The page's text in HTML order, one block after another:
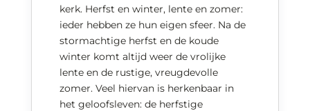
kerk. Herfst en winter, lente en zomer:
ieder hebben ze hun eigen sfeer. Na de
stormachtige herfst en de koude
winter komt altijd weer de vrolijke
lente en de rustige, vreugdevolle
zomer. Veel hiervan is herkenbaar in
het geloofsleven: de herfstige